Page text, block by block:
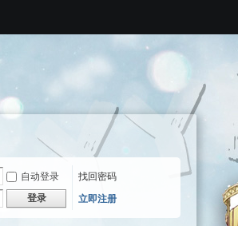
自动登录
找回密码
登录 立即注册